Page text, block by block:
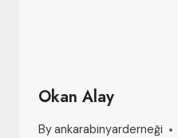
Okan Alay
Byankarabinyarderneği